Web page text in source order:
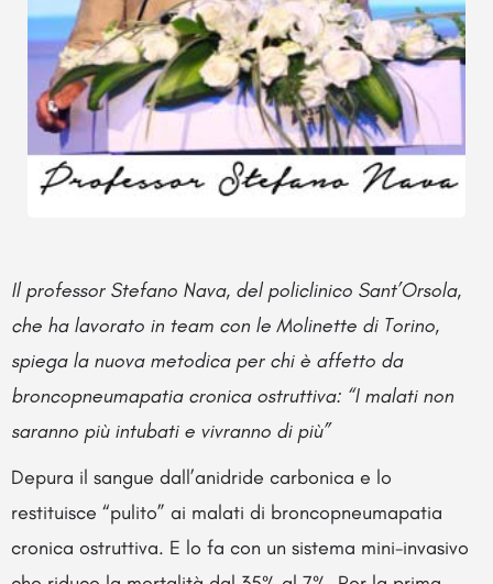
Il professor Stefano Nava, del policlinico Sant’Orsola,
che ha lavorato in team con le Molinette di Torino,
spiega la nuova metodica per chi è affetto da
broncopneumapatia cronica ostruttiva: “I malati non
saranno più intubati e vivranno di più”
Depura il sangue dall’anidride carbonica e lo
restituisce “pulito” ai malati di broncopneumapatia
cronica ostruttiva. E lo fa con un sistema mini-invasivo